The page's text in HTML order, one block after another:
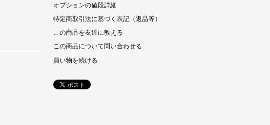
オプションの値段詳細
特定商取引法に基づく表記（返品等）
この商品を友達に教える
この商品について問い合わせる
買い物を続ける